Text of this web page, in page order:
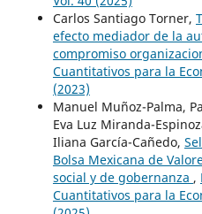
Carlos Santiago Torner,
efecto mediador de la
compromiso
Cuantitativos para la
(2023)
Manuel Muñoz-Palma,
Eva Luz Miranda-
Iliana García-Cañedo,
Bolsa Mexicana de
social y de gobernanza ,
Cuantitativos para la